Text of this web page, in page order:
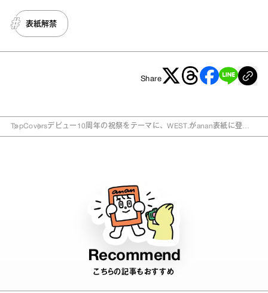
表紙解禁
Share
TopCoversデビュー10周年の祝祭をテーマに、WEST.がanan表紙に登
Recommend
こちらの記事もおすすめ